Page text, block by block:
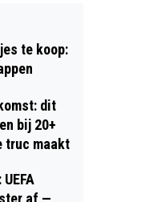
te koop:
dit
bij 20+
truc maakt